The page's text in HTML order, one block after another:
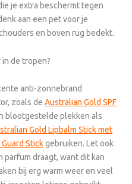
je extra beschermt tegen
aan een pet voor je
en boven rug bedekt.
de tropen?
anti-zonnebrand
zoals de Australian Gold SPF
blootgestelde plekken als
Gold Lipbalm Stick met
Stickgebruiken. Let ook
parfum draagt, want dit kan
bij erg warm weer en veel